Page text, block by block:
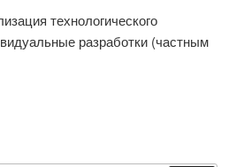
технологического
разработки (частным